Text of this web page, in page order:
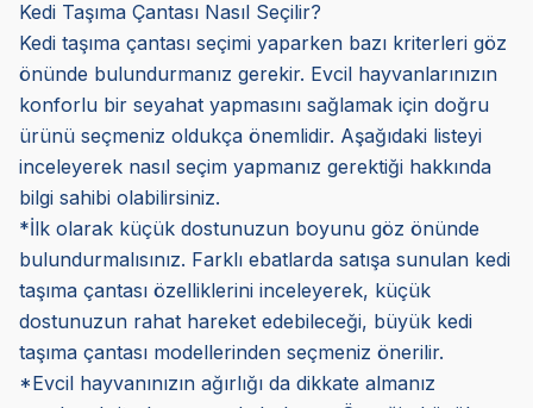
Kedi Taşıma Çantası Nasıl Seçilir?
Kedi taşıma çantası seçimi yaparken bazı kriterleri göz
önünde bulundurmanız gerekir. Evcil hayvanlarınızın
konforlu bir seyahat yapmasını sağlamak için doğru
ürünü seçmeniz oldukça önemlidir. Aşağıdaki listeyi
inceleyerek nasıl seçim yapmanız gerektiği hakkında
bilgi sahibi olabilirsiniz.
*İlk olarak küçük dostunuzun boyunu göz önünde
bulundurmalısınız. Farklı ebatlarda satışa sunulan kedi
taşıma çantası özelliklerini inceleyerek, küçük
dostunuzun rahat hareket edebileceği, büyük kedi
taşıma çantası modellerinden seçmeniz önerilir.
*Evcil hayvanınızın ağırlığı da dikkate almanız